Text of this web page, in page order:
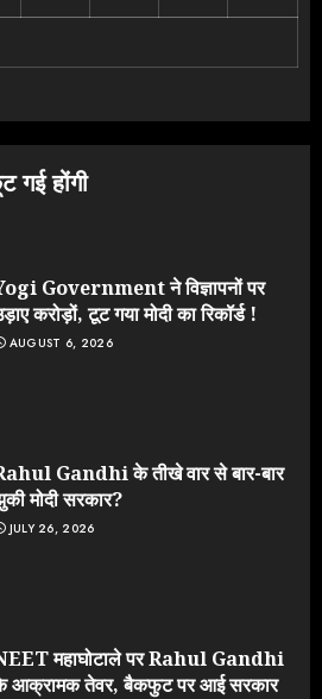
महाघोटाले पर Rahul Gandhi
होंगी
Government ने विज्ञापनों पर
करोड़ों, टूट गया मोदी का रिकॉर्ड !
AUGUST 6, 2026
Gandhi के तीखे वार से बार-बार
मोदी सरकार?
JULY 26, 2026
महाघोटाले पर Rahul Gandhi
आक्रामक तेवर, बैकफुट पर आई सरकार